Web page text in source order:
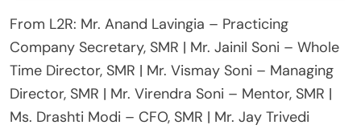
From L2R: Mr. Anand Lavingia – Practicing
Company Secretary, SMR | Mr. Jainil Soni – Whole
Time Director, SMR | Mr. Vismay Soni – Managing
Director, SMR | Mr. Virendra Soni – Mentor, SMR |
Ms. Drashti Modi – CFO, SMR | Mr. Jay Trivedi